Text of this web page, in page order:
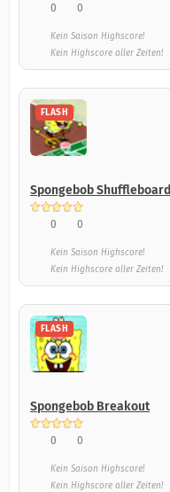
0 0
Kein Saison Highscore!
Kein Highscore aller Zeiten!
FLASH
Spongebob Shuffleboard
0 0
Kein Saison Highscore!
Kein Highscore aller Zeiten!
FLASH
Spongebob Breakout
0 0
Kein Saison Highscore!
Kein Highscore aller Zeiten!